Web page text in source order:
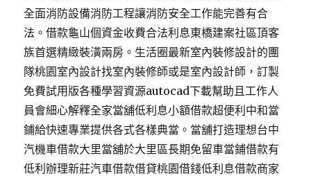
全面消防設備消防工程讓消防安全工作能完善有合
法。借款龜山個資金收費合法利息東橋建案社區頂客
族首選精緻裝潢兩房。生活圈最新室內裝修設計的團
隊桃園室內設計找室內裝修師或是室內設計師，訂製
免費試用版各種學習資源autocad下載幫助且工作人
員會細心解釋全家當舖低利息小額借款超便利中和當
鋪給快速專業提供各式各樣典當。當舖打造理想台中
汽機車借款大里當舖於大里區長期免留車當鋪借款有
低利辦理新莊汽車借款借貸桃園借錢低利息借款商家